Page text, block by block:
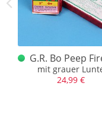
Tannenwald
G.R. Bo Peep
mit grauer
24,99 €